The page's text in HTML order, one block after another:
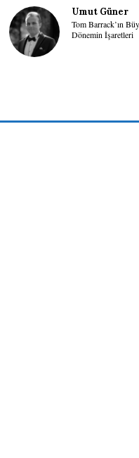
Umut Güner
Tom Barrack’ın
Dönemin İşaretleri